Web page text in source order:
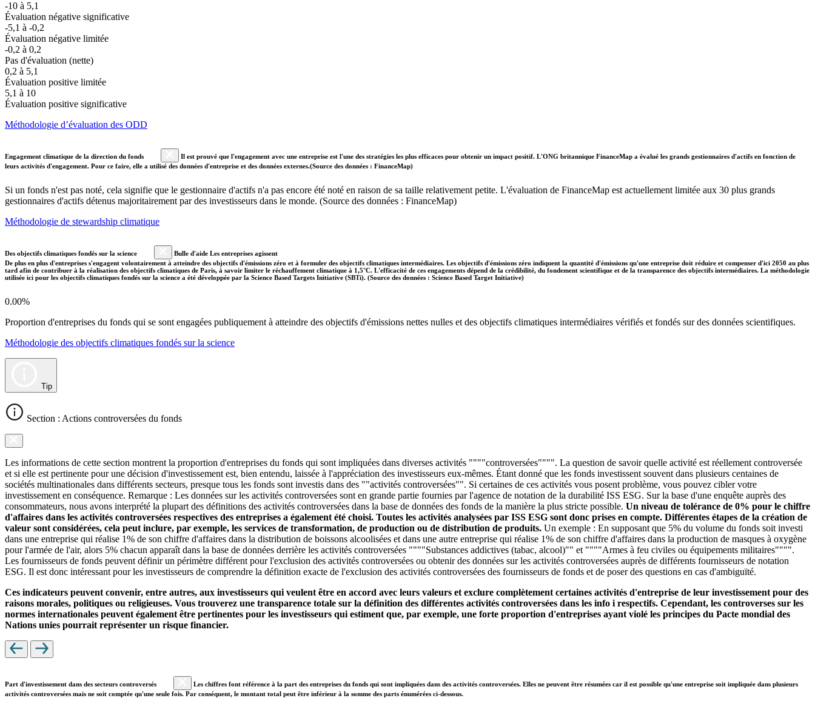
-10 à 5,1
Évaluation négative significative
-5,1 à -0,2
Évaluation négative limitée
-0,2 à 0,2
Pas d'évaluation (nette)
0,2 à 5,1
Évaluation positive limitée
5,1 à 10
Évaluation positive significative
Méthodologie d’évaluation des ODD
Engagement climatique de la direction du fonds
Il est prouvé que l'engagement avec une entreprise est l'une des stratégies les plus efficaces pour obtenir un impact positif. L'ONG britannique FinanceMap a évalué les grands gestionnaires d'actifs en fonction de
leurs activités d'engagement. Pour ce faire, elle a utilisé des données d'entreprise et des données externes.(Source des données : FinanceMap)
Si un fonds n'est pas noté, cela signifie que le gestionnaire d'actifs n'a pas encore été noté en raison de sa taille relativement petite. L'évaluation de FinanceMap est actuellement limitée aux 30 plus grands
gestionnaires d'actifs détenus majoritairement par des investisseurs dans le monde. (Source des données : FinanceMap)
Méthodologie de stewardship climatique
Des objectifs climatiques fondés sur la science
Bulle d'aide Les entreprises agissent
De plus en plus d'entreprises s'engagent volontairement à atteindre des objectifs d'émissions zéro et à formuler des objectifs climatiques intermédiaires. Les objectifs d'émissions zéro indiquent la quantité d'émissions qu'une entreprise doit réduire et compenser d'ici 2050 au plus
tard afin de contribuer à la réalisation des objectifs climatiques de Paris, à savoir limiter le réchauffement climatique à 1,5°C. L'efficacité de ces engagements dépend de la crédibilité, du fondement scientifique et de la transparence des objectifs intermédiaires. La méthodologie
utilisée ici pour les objectifs climatiques fondés sur la science a été développée par la Science Based Targets Initiative (SBTi). (Source des données : Science Based Target Initiative)
0.00%
Proportion d'entreprises du fonds qui se sont engagées publiquement à atteindre des objectifs d'émissions nettes nulles et des objectifs climatiques intermédiaires vérifiés et fondés sur des données scientifiques.
Méthodologie des objectifs climatiques fondés sur la science
Tip
Section : Actions controversées du fonds
Les informations de cette section montrent la proportion d'entreprises du fonds qui sont impliquées dans diverses activités """"controversées"""". La question de savoir quelle activité est réellement controversée
et si elle est pertinente pour une décision d'investissement est, bien entendu, laissée à l'appréciation des investisseurs eux-mêmes. Étant donné que les fonds investissent souvent dans plusieurs centaines de
sociétés multinationales dans différents secteurs, presque tous les fonds sont investis dans des ""activités controversées"". Si certaines de ces activités vous posent problème, vous pouvez cibler votre
investissement en conséquence. Remarque : Les données sur les activités controversées sont en grande partie fournies par l'agence de notation de la durabilité ISS ESG. Sur la base d'une enquête auprès des
consommateurs, nous avons interprété la plupart des définitions des activités controversées dans la base de données des fonds de la manière la plus stricte possible. Un niveau de tolérance de 0% pour le chiffre
d'affaires dans les activités controversées respectives des entreprises a également été choisi. Toutes les activités analysées par ISS ESG sont donc prises en compte. Différentes étapes de la création de
valeur sont considérées, cela peut inclure, par exemple, les services de transformation, de production ou de distribution de produits. Un exemple : En supposant que 5% du volume du fonds soit investi
dans une entreprise qui réalise 1% de son chiffre d'affaires dans la distribution de boissons alcoolisées et dans une autre entreprise qui réalise 1% de son chiffre d'affaires dans la production de masques à oxygène
pour l'armée de l'air, alors 5% chacun apparaît dans la base de données derrière les activités controversées """"Substances addictives (tabac, alcool)"" et """"Armes à feu civiles ou équipements militaires"""".
Les fournisseurs de fonds peuvent définir un périmètre différent pour l'exclusion des activités controversées ou obtenir des données sur les activités controversées auprès de différents fournisseurs de notation
ESG. Il est donc intéressant pour les investisseurs de comprendre la définition exacte de l'exclusion des activités controversées des fournisseurs de fonds et de poser des questions en cas d'ambiguïté.
Ces indicateurs peuvent convenir, entre autres, aux investisseurs qui veulent être en accord avec leurs valeurs et exclure complètement certaines activités d'entreprise de leur investissement pour des
raisons morales, politiques ou religieuses. Vous trouverez une transparence totale sur la définition des différentes activités controversées dans les info i respectifs. Cependant, les controverses sur les
normes internationales peuvent également être pertinentes pour les investisseurs qui estiment que, par exemple, une forte proportion d'entreprises ayant violé les principes du Pacte mondial des
Nations unies pourrait représenter un risque financier.
Part d'investissement dans des secteurs controversés
Les chiffres font référence à la part des entreprises du fonds qui sont impliquées dans des activités controversées. Elles ne peuvent être résumées car il est possible qu'une entreprise soit impliquée dans plusieurs
activités controversées mais ne soit comptée qu'une seule fois. Par conséquent, le montant total peut être inférieur à la somme des parts énumérées ci-dessous.